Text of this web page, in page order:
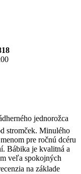
jednorožca
stromček. Minulého
pre ročnú dcéru
Bábika je kvalitná a
veľa spokojných
na základe